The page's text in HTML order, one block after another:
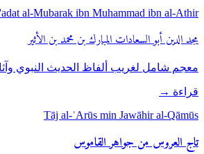
al-Mubarak ibn Muhammad ibn al-Athir
مجد الدين أبو السعادات المبارك بن محمد بن الأثير
معجم شامل لغريب ألفاظ الحديث النبوي
قراءة →
Tāj al-ʿArūs min Jawāhir al-Qāmūs
تاج العروس من جواهر القاموس